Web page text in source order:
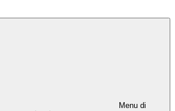
Menu di